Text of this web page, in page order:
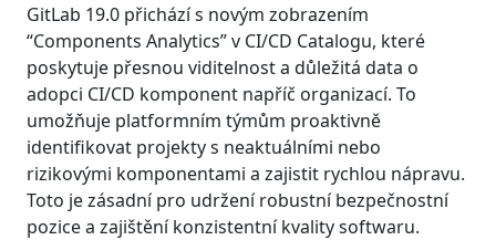
GitLab 19.0 přichází s novým zobrazením
“Components Analytics” v CI/CD Catalogu, které
poskytuje přesnou viditelnost a důležitá data o
adopci CI/CD komponent napříč organizací. To
umožňuje platformním týmům proaktivně
identifikovat projekty s neaktuálními nebo
rizikovými komponentami a zajistit rychlou nápravu.
Toto je zásadní pro udržení robustní bezpečnostní
pozice a zajištění konzistentní kvality softwaru.